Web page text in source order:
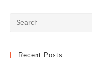
Recent Posts